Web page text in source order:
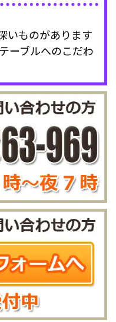
いものがあります
ーブルへのこだわ